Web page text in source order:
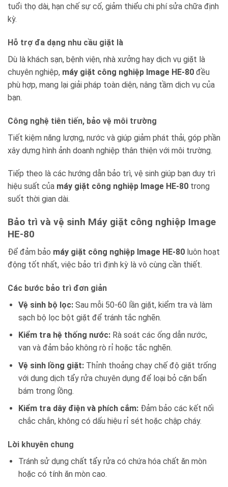
tuổi thọ dài, hạn chế sự cố, giảm thiểu chi phí sửa chữa định
kỳ.
Hỗ trợ đa dạng nhu cầu giặt là
Dù là khách sạn, bệnh viện, nhà xưởng hay dịch vụ giặt là
chuyên nghiệp, máy giặt công nghiệp Image HE-80 đều
phù hợp, mang lại giải pháp toàn diện, nâng tầm dịch vụ của
bạn.
Công nghệ tiên tiến, bảo vệ môi trường
Tiết kiệm năng lượng, nước và giúp giảm phát thải, góp phần
xây dựng hình ảnh doanh nghiệp thân thiện với môi trường.
Tiếp theo là các hướng dẫn bảo trì, vệ sinh giúp bạn duy trì
hiệu suất của máy giặt công nghiệp Image HE-80 trong
suốt thời gian dài.
Bảo trì và vệ sinh Máy giặt công nghiệp Image
HE-80
Để đảm bảo máy giặt công nghiệp Image HE-80 luôn hoạt
động tốt nhất, việc bảo trì định kỳ là vô cùng cần thiết.
Các bước bảo trì đơn giản
Vệ sinh bộ lọc:Sau mỗi 50-60 lần giặt, kiểm tra và làm
sạch bộ lọc bột giặt để tránh tắc nghẽn.
Kiểm tra hệ thống nước:Rà soát các ống dẫn nước,
van và đảm bảo không rò rỉ hoặc tắc nghẽn.
Vệ sinh lồng giặt:Thỉnh thoảng chạy chế độ giặt trống
với dung dịch tẩy rửa chuyên dụng để loại bỏ cặn bẩn
bám trong lồng.
Kiểm tra dây điện và phích cắm:Đảm bảo các kết nối
chắc chắn, không có dấu hiệu rỉ sét hoặc chập cháy.
Lời khuyên chung
Tránh sử dụng chất tẩy rửa có chứa hóa chất ăn mòn
hoặc có tính ăn mòn cao.